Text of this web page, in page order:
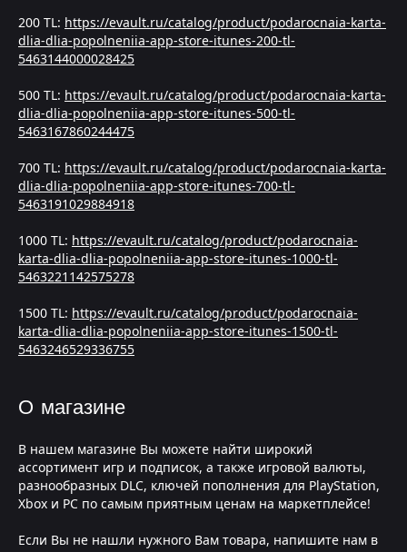
200 TL: https://evault.ru/catalog/product/podarocnaia-karta-
dlia-dlia-popolneniia-app-store-itunes-200-tl-
5463144000028425
500 TL: https://evault.ru/catalog/product/podarocnaia-karta-
dlia-dlia-popolneniia-app-store-itunes-500-tl-
5463167860244475
700 TL: https://evault.ru/catalog/product/podarocnaia-karta-
dlia-dlia-popolneniia-app-store-itunes-700-tl-
5463191029884918
1000 TL: https://evault.ru/catalog/product/podarocnaia-
karta-dlia-dlia-popolneniia-app-store-itunes-1000-tl-
5463221142575278
1500 TL: https://evault.ru/catalog/product/podarocnaia-
karta-dlia-dlia-popolneniia-app-store-itunes-1500-tl-
5463246529336755
О магазине
В нашем магазине Вы можете найти широкий
ассортимент игр и подписок, а также игровой валюты,
разнообразных DLC, ключей пополнения для PlayStation,
Xbox и PC по самым приятным ценам на маркетплейсе!
Если Вы не нашли нужного Вам товара, напишите нам в